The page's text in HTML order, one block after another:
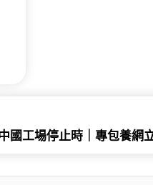
國工場停止時｜專包養網